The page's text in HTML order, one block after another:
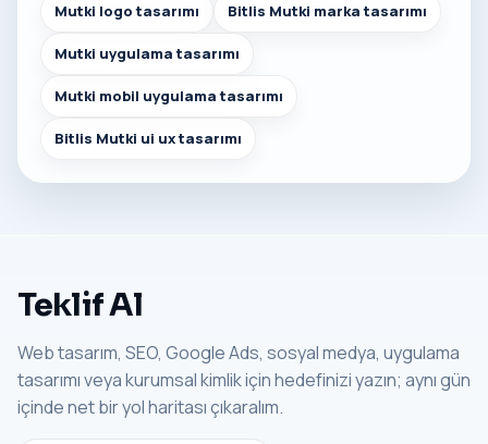
Mutki logo tasarımı Bitlis Mutki marka tasarımı
Mutki uygulama tasarımı
Mutki mobil uygulama tasarımı
Bitlis Mutki ui ux tasarımı
Teklif Al
Web tasarım, SEO, Google Ads, sosyal medya, uygulama
tasarımı veya kurumsal kimlik için hedefinizi yazın; aynı gün
içinde net bir yol haritası çıkaralım.